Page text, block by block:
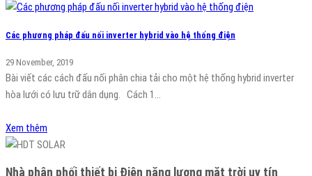
Các phương pháp đấu nối inverter hybrid vào hệ thống điện
29 November, 2019
Bài viết các cách đấu nối phân chia tải cho một hệ thống hybrid inverter
hòa lưới có lưu trữ dân dụng. Cách 1…
Xem thêm
Nhà phân phối thiết bị Điện năng lượng mặt trời uy tín